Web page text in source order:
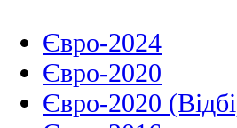
Євро-2024
Євро-2020
Євро-2020